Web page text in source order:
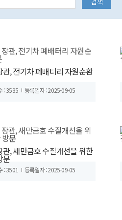
, 전기차 폐배터리 자원순환
: 3535 등록일자 : 2025-09-05
, 새만금호 수질개선을 위한
문
: 3501 등록일자 : 2025-09-05